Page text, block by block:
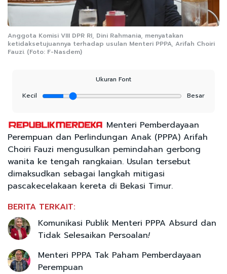
Anggota Komisi VIII DPR RI, Dini Rahmania, menyatakan
ketidaksetujuannya terhadap usulan Menteri PPPA, Arifah Choiri
Fauzi. (Foto: F-Nasdem)
Ukuran Font
Kecil
Besar
Menteri Pemberdayaan
Perempuan dan Perlindungan Anak (PPPA) Arifah
Choiri Fauzi mengusulkan pemindahan gerbong
wanita ke tengah rangkaian. Usulan tersebut
dimaksudkan sebagai langkah mitigasi
pascakecelakaan kereta di Bekasi Timur.
BERITA TERKAIT:
Komunikasi Publik Menteri PPPA Absurd dan
Tidak Selesaikan Persoalan!
Menteri PPPA Tak Paham Pemberdayaan
Perempuan